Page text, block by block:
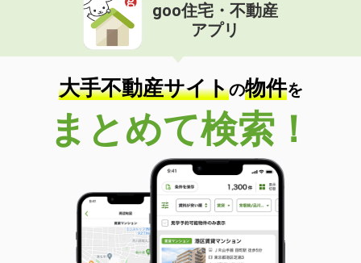
goo住宅・不動産
アプリ
大手不動産サイトの物件を
まとめて検索！